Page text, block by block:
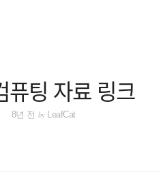
퓨팅 자료 링크
8년 전 byLeafCat